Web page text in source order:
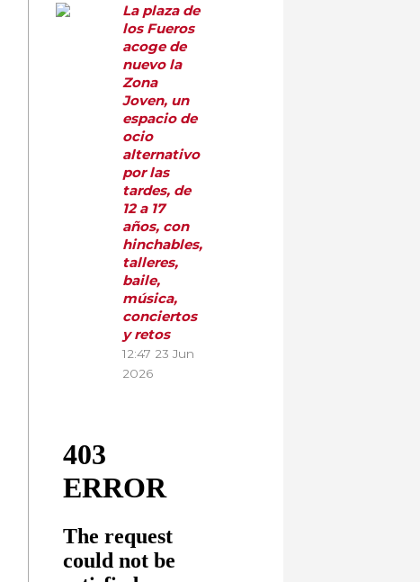
La plaza de
los Fueros
acoge de
nuevo la
Zona
Joven, un
espacio de
ocio
alternativo
por las
tardes, de
12 a 17
años, con
hinchables,
talleres,
baile,
música,
conciertos
y retos
12:47 23 Jun
2026